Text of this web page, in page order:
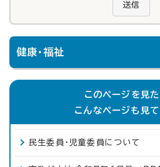
送信
健康・福祉
このページを見
こんなページも見
民生委員・児童委員について